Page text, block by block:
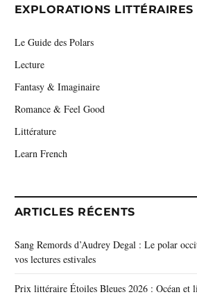
EXPLORATIONS LITTÉRAIRES
Le Guide des Polars
Lecture
Fantasy & Imaginaire
Romance & Feel Good
Littérature
Learn French
ARTICLES RÉCENTS
Sang Remords d’Audrey Degal : Le polar
vos lectures estivales
Prix littéraire Étoiles Bleues 2026 : Océan et